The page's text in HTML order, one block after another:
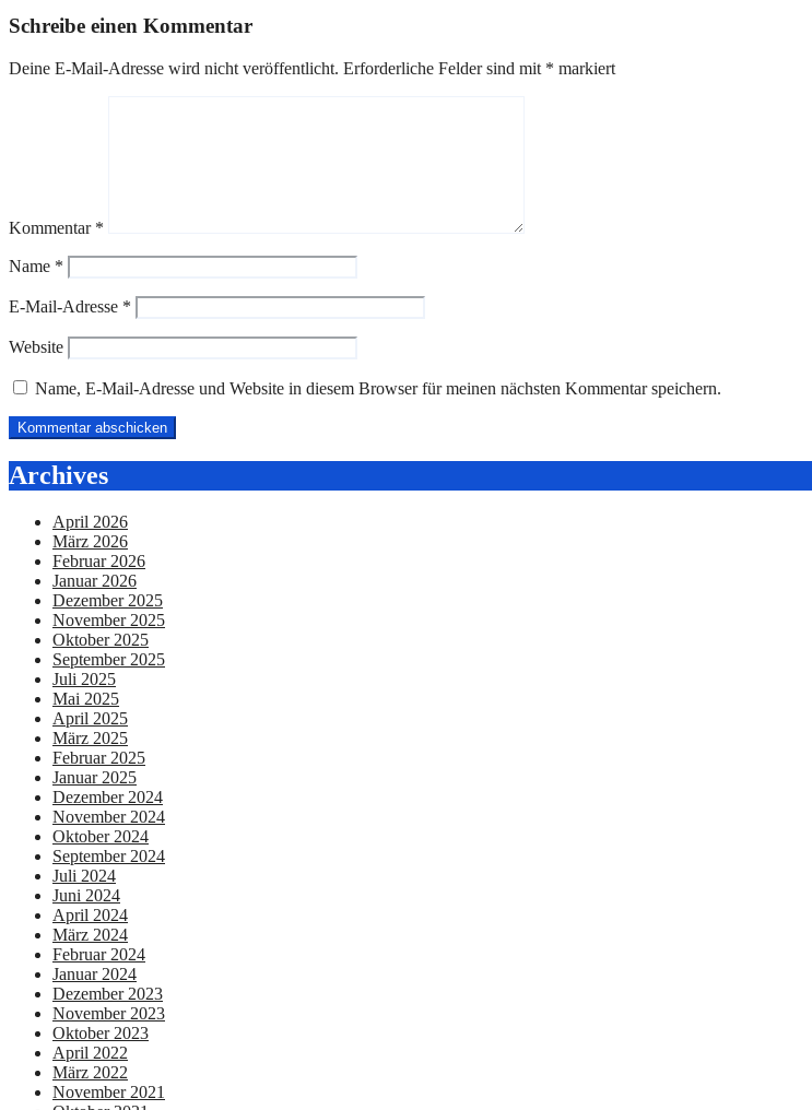
Schreibe einen Kommentar
Deine E-Mail-Adresse wird nicht veröffentlicht. Erforderliche Felder sind mit * markiert
Kommentar *
Name *
E-Mail-Adresse *
Website
Name, E-Mail-Adresse und Website in diesem Browser für meinen nächsten Kommentar speichern.
Archives
April 2026
März 2026
Februar 2026
Januar 2026
Dezember 2025
November 2025
Oktober 2025
September 2025
Juli 2025
Mai 2025
April 2025
März 2025
Februar 2025
Januar 2025
Dezember 2024
November 2024
Oktober 2024
September 2024
Juli 2024
Juni 2024
April 2024
März 2024
Februar 2024
Januar 2024
Dezember 2023
November 2023
Oktober 2023
April 2022
März 2022
November 2021